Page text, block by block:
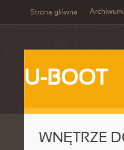
Strona główna Archiwum
U-BOOT
WNĘTRZE